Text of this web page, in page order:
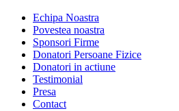
Echipa Noastra
Povestea noastra
Sponsori Firme
Donatori Persoane Fizice
Donatori in actiune
Testimonial
Presa
Contact